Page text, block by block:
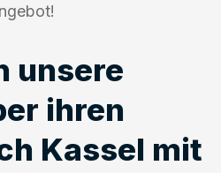
unsere
ihren
Kassel mit